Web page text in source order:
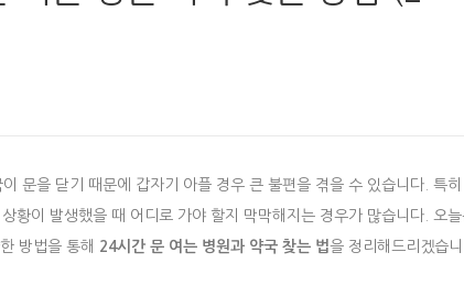
문을 닫기 때문에 갑자기 아플 경우 큰 불편을 겪을 수 있습니다. 특히
황이 발생했을 때 어디로 가야 할지 막막해지는 경우가 많습니다. 오
방법을 통해 24시간 문 여는 병원과 약국 찾는 법을 정리해드리겠습니